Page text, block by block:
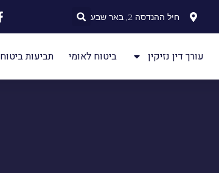
חיל ההנדסה 2, באר שבע
עורך דין נזיקין ביטוח לאומי תביעות ביטוח